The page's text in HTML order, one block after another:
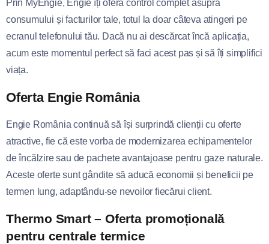
Prin MyEngie, Engie îți oferă control complet asupra
consumului și facturilor tale, totul la doar câteva atingeri pe
ecranul telefonului tău. Dacă nu ai descărcat încă aplicația,
acum este momentul perfect să faci acest pas și să îți simplifici
viața.
Oferta Engie România
Engie România continuă să își surprindă clienții cu oferte
atractive, fie că este vorba de modernizarea echipamentelor
de încălzire sau de pachete avantajoase pentru gaze naturale.
Aceste oferte sunt gândite să aducă economii și beneficii pe
termen lung, adaptându-se nevoilor fiecărui client.
Thermo Smart – Oferta promoțională
pentru centrale termice